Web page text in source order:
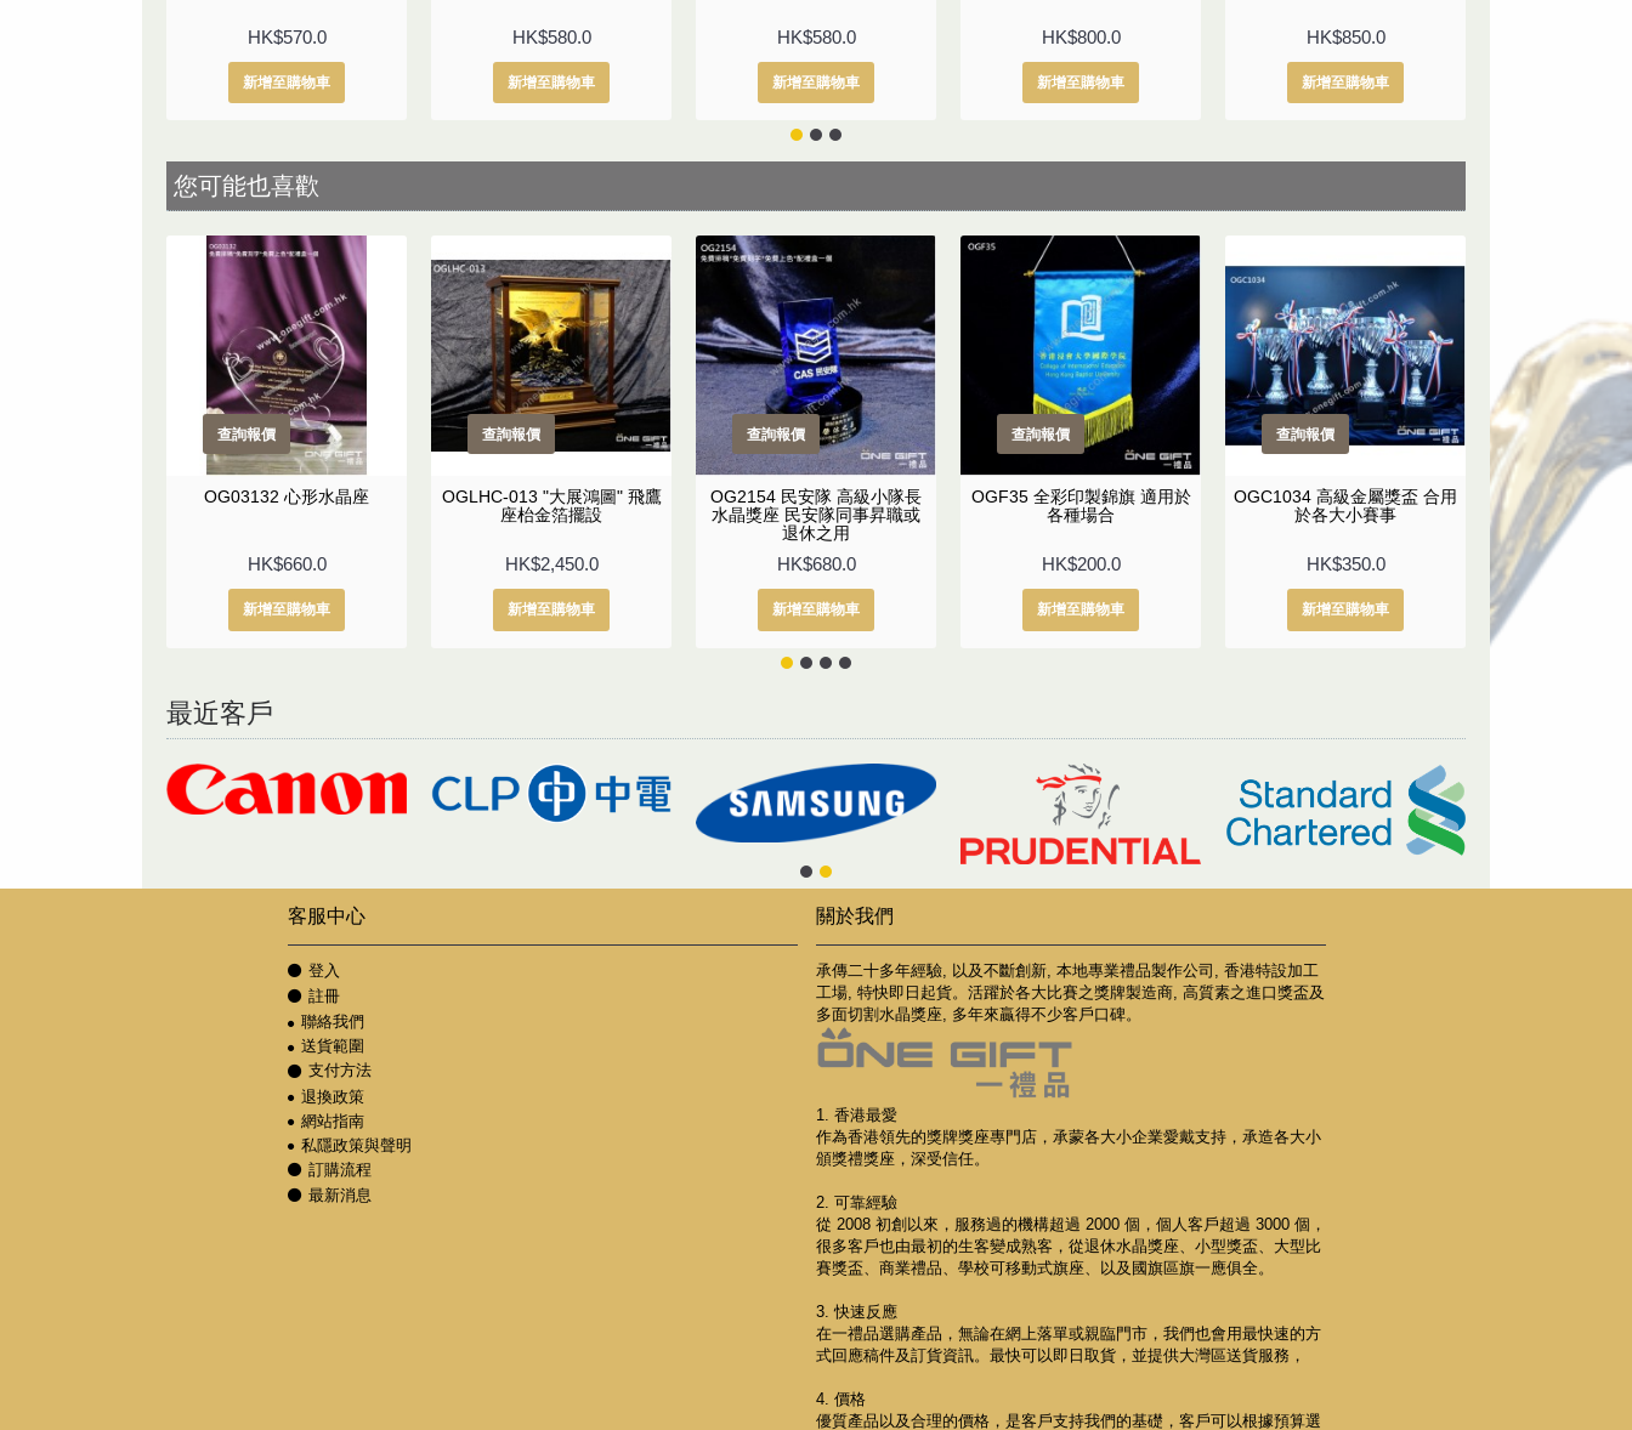
HK$570.0
新增至購物車
HK$580.0
新增至購物車
HK$580.0
新增至購物車
HK$800.0
新增至購物車
HK$850.0
新增至購物車
您可能也喜歡
OG03132 心形水晶座
HK$660.0
新增至購物車
查詢報價
OGLHC-013 "大展鴻圖" 飛鷹
座枱金箔擺設
HK$2,450.0
新增至購物車
查詢報價
OG2154 民安隊 高級小隊長
水晶獎座 民安隊同事昇職或
退休之用
HK$680.0
新增至購物車
查詢報價
OGF35 全彩印製錦旗 適用於
各種場合
HK$200.0
新增至購物車
查詢報價
OGC1034 高級金屬獎盃 合用
於各大小賽事
HK$350.0
新增至購物車
查詢報價
OG2134 食物環
級衛生督察 水
境衞生署同事昇
查詢報價
最近客戶
客服中心
登入
註冊
聯絡我們
送貨範圍
支付方法
退換政策
網站指南
私隱政策與聲明
訂購流程
最新消息
關於我們
承傳二十多年經驗, 以及不斷創新, 本地專業禮品製作公司, 香港特設加工
工場, 特快即日起貨。活躍於各大比賽之獎牌製造商, 高質素之進口獎盃及
多面切割水晶獎座, 多年來贏得不少客戶口碑。
1. 香港最愛
作為香港領先的獎牌獎座專門店，承蒙各大小企業愛戴支持，承造各大小
頒獎禮獎座，深受信任。
2. 可靠經驗
從 2008 初創以來，服務過的機構超過 2000 個，個人客戶超過 3000 個，
很多客戶也由最初的生客變成熟客，從退休水晶獎座、小型獎盃、大型比
賽獎盃、商業禮品、學校可移動式旗座、以及國旗區旗一應俱全。
3. 快速反應
在一禮品選購產品，無論在網上落單或親臨門市，我們也會用最快速的方
式回應稿件及訂貨資訊。最快可以即日取貨，並提供大灣區送貨服務，
4. 價格
優質產品以及合理的價格，是客戶支持我們的基礎，客戶可以根據預算選